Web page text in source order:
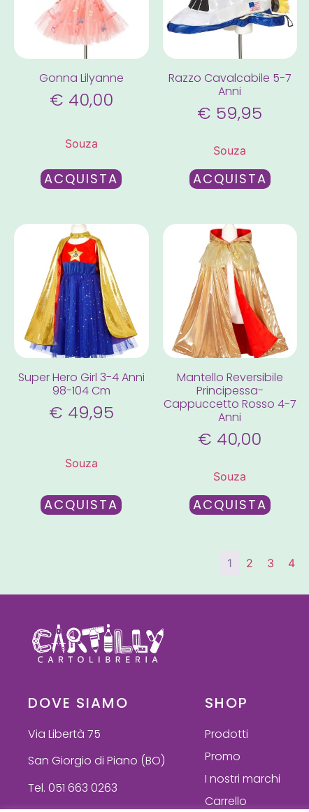
Gonna Lilyanne
€ 40,00
Souza
ACQUISTA
Razzo Cavalcabile 5-7
Anni
€ 59,95
Souza
ACQUISTA
Super Hero Girl 3-4 Anni
98-104 Cm
€ 49,95
Souza
ACQUISTA
Mantello Reversibile
Principessa-
Cappuccetto Rosso 4-7
Anni
€ 40,00
Souza
ACQUISTA
1 2 3 4
DOVE SIAMO
Via Libertà 75
San Giorgio di Piano (BO)
Tel. 051 663 0263
SHOP
Prodotti
Promo
I nostri marchi
Carrello